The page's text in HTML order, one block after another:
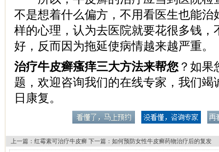
不是想着什么偏方，不用看医生也能治
样的心理，认为去医院就要花很多钱，
好，反而因为拖延使病情越来越严重。
治疗牛皮癣瘙痒三大方法来帮您 ？如果
题，欢迎咨询我们的在线专家，我们竭
日康复。
上一篇： 红霉素可治疗牛皮癣 下一篇： 如何预防女性牛皮癣药物治疗后的复发